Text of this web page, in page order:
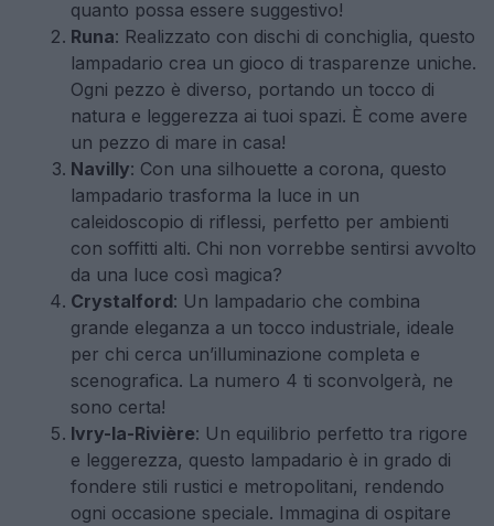
quanto possa essere suggestivo!
Runa: Realizzato con dischi di conchiglia, questo
lampadario crea un gioco di trasparenze uniche.
Ogni pezzo è diverso, portando un tocco di
natura e leggerezza ai tuoi spazi. È come avere
un pezzo di mare in casa!
Navilly: Con una silhouette a corona, questo
lampadario trasforma la luce in un
caleidoscopio di riflessi, perfetto per ambienti
con soffitti alti. Chi non vorrebbe sentirsi avvolto
da una luce così magica?
Crystalford: Un lampadario che combina
grande eleganza a un tocco industriale, ideale
per chi cerca un’illuminazione completa e
scenografica. La numero 4 ti sconvolgerà, ne
sono certa!
Ivry-la-Rivière: Un equilibrio perfetto tra rigore
e leggerezza, questo lampadario è in grado di
fondere stili rustici e metropolitani, rendendo
ogni occasione speciale. Immagina di ospitare